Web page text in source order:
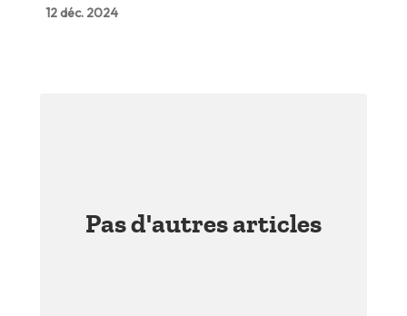
12 déc. 2024
Pas d'autres articles